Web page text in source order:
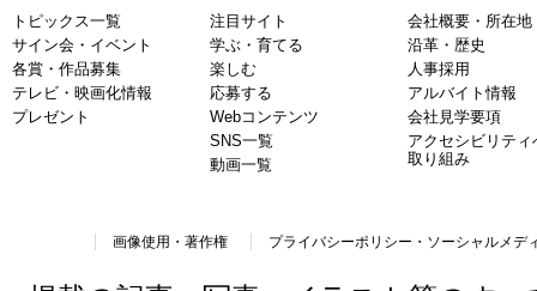
トピックス一覧
サイン会・イベント
各賞・作品募集
テレビ・映画化情報
プレゼント
注目サイト
学ぶ・育てる
楽しむ
応募する
Webコンテンツ
SNS一覧
動画一覧
会社概要・所在地
沿革・歴史
人事採用
アルバイト情報
会社見学要項
アクセシビリティ
取り組み
画像使用・著作権 プライバシーポリシー・ソーシャルメデ